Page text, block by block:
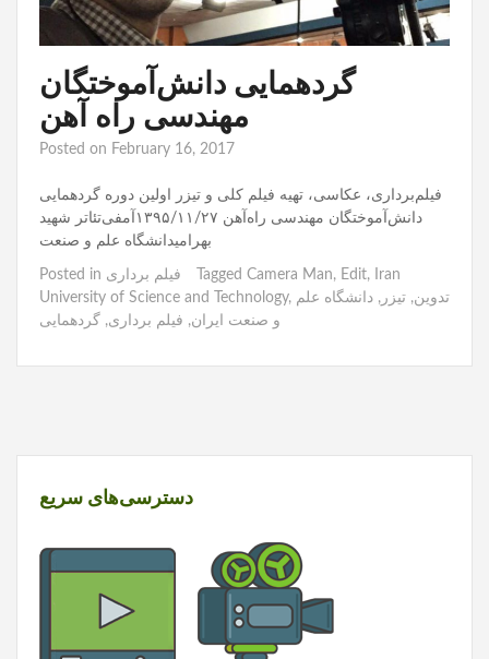
گردهمایی دانش‌آموختگان
مهندسی راه آهن
Posted on February 16, 2017
فیلم‌برداری، عکاسی، تهیه فیلم کلی و تیزر اولین دوره گردهمایی
دانش‌آموختگان مهندسی راه‌آهن ۱۳۹۵/۱۱/۲۷آمفی‌تئاتر شهید
بهرامیدانشگاه علم و صنعت
Posted in فیلم برداری Tagged Camera Man, Edit,
Iran
University of Science and Technology, تدوین, تیزر , دانشگاه علم
و صنعت ایران, فیلم برداری, گردهمایی
دسترسی‌های سریع